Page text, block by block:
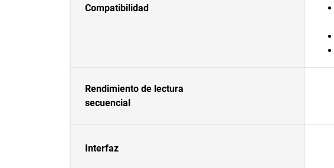
Compatibilidad
Rendimiento de lectura
secuencial
Interfaz